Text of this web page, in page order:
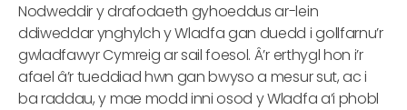
Nodweddir y drafodaeth gyhoeddus ar-lein
ddiweddar ynghylch y Wladfa gan duedd i gollfarnu’r
gwladfawyr Cymreig ar sail foesol. Â’r erthygl hon i’r
afael â’r tueddiad hwn gan bwyso a mesur sut, ac i
ba raddau, y mae modd inni osod y Wladfa a’i phobl